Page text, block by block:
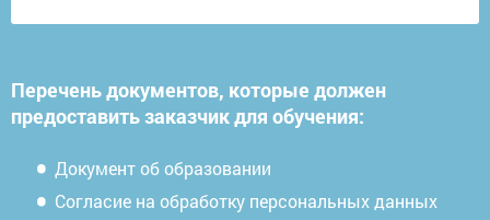
Перечень документов, которые должен
предоставить заказчик для обучения:
Документ об образовании
Согласие на обработку персональных данных